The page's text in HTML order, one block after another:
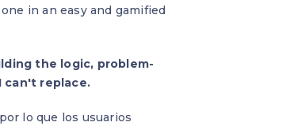
in an easy and gamified
the logic, problem-
can't replace.
lo que los usuarios